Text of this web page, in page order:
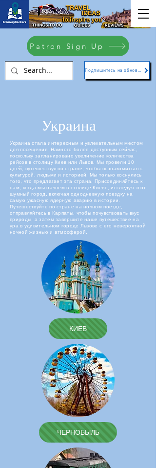
Patron Sign Up
Украина
Украина стала интересным и увлекательным местом
для посещения. Намного более доступным сейчас,
поскольку запланировано увеличение количества
рейсов в столицу Киев или Львов. Мы провели 10
дней, путешествуя по стране, чтобы познакомиться с
культурой, людьми и историей. Мы только коснулись
того, что предлагает эта страна. Присоединяйтесь к
нам, когда мы начнем в столице Киеве, исследуя этот
шумный город, включая однодневную поездку на
самую ужасную ядерную аварию в истории.
Путешествуйте по стране на ночном поезде,
отправляйтесь в Карпаты, чтобы почувствовать вкус
природы, а затем завершите наше путешествие на
ура в удивительном городе Львове с его невероятной
ночной жизнью и атмосферой.
КИЕВ
ЧЕРНОБЫЛЬ